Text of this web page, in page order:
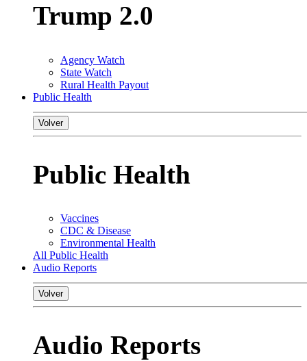
Trump 2.0
Agency Watch
State Watch
Rural Health Payout
Public Health
Volver
Public Health
Vaccines
CDC & Disease
Environmental Health
All Public Health
Audio Reports
Volver
Audio Reports